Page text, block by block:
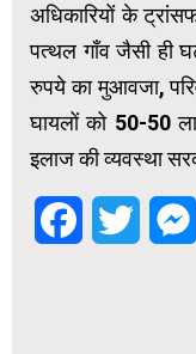
अधिकारियों के
पत्थल गाँव जैसी ही
रुपये का मुआवजा,
घायलों को 50-50
इलाज की व्यवस्था
FacebookTwitter